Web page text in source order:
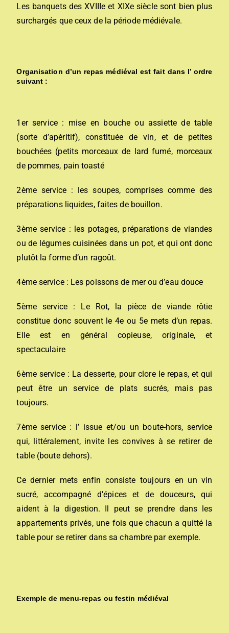
Les banquets des XVIIIe et XIXe siècle sont bien plus
surchargés que ceux de la période médiévale.
Organisation d’un repas médiéval est fait dans l’ ordre
suivant :
1er service : mise en bouche ou assiette de table
(sorte d’apéritif), constituée de vin, et de petites
bouchées (petits morceaux de lard fumé, morceaux
de pommes, pain toasté
2ème service : les soupes, comprises comme des
préparations liquides, faites de bouillon.
3ème service : les potages, préparations de viandes
ou de légumes cuisinées dans un pot, et qui ont donc
plutôt la forme d’un ragoût.
4ème service : Les poissons de mer ou d’eau douce
5ème service : Le Rot, la pièce de viande rôtie
constitue donc souvent le 4e ou 5e mets d’un repas.
Elle est en général copieuse, originale, et
spectaculaire
6ème service : La desserte, pour clore le repas, et qui
peut être un service de plats sucrés, mais pas
toujours.
7ème service : l’ issue et/ou un boute-hors, service
qui, littéralement, invite les convives à se retirer de
table (boute dehors).
Ce dernier mets enfin consiste toujours en un vin
sucré, accompagné d’épices et de douceurs, qui
aident à la digestion. Il peut se prendre dans les
appartements privés, une fois que chacun a quitté la
table pour se retirer dans sa chambre par exemple.
Exemple de menu-repas ou festin médiéval